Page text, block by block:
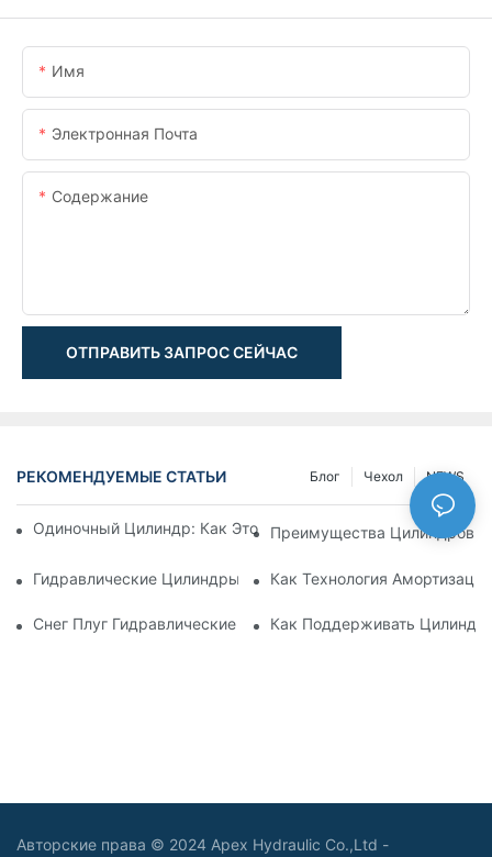
Имя
Электронная Почта
Содержание
ОТПРАВИТЬ ЗАПРОС СЕЙЧАС
РЕКОМЕНДУЕМЫЕ СТАТЬИ NEWS
Чехол
Блог
Одиночный Цилиндр: Как Это Работает & Общие
Преимущества Цилиндров
Гидравлические Цилиндры С Амортизацией:
Как Технология
Снег Плуг Гидравлические Цилиндры: Основные
Как Поддерживать Цилиндр
Авторские права © 2024 Apex Hydraulic Co.,Ltd -